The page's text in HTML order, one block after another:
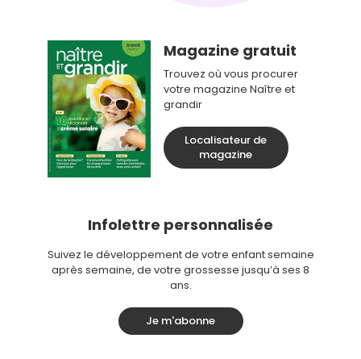
Magazine gratuit
Trouvez où vous procurer
votre magazine Naître et
grandir
Localisateur de
magazine
Infolettre personnalisée
Suivez le développement de votre enfant semaine
après semaine, de votre grossesse jusqu’à ses 8
ans.
Je m'abonne